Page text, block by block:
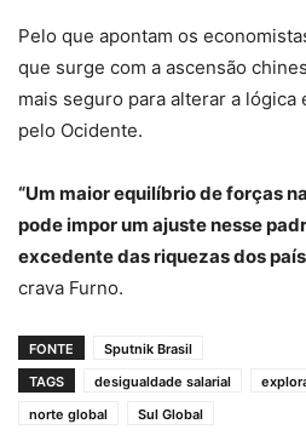
Pelo que apontam os
que surge com a ascensão
mais seguro para alterar a
pelo Ocidente.
“Um maior equilíbrio de forças
pode impor um ajuste nesse
excedente das riquezas dos
crava Furno.
FONTE
Sputnik Brasil
TAGS
desigualdade salarial
norte global
Sul Global